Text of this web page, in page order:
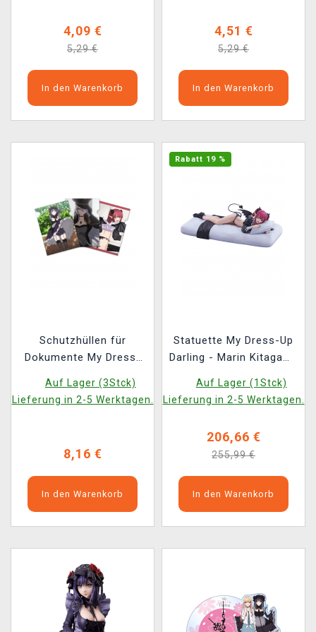
4,09 €
5,29 €
In den Warenkorb
4,51 €
5,29 €
In den Warenkorb
Schutzhüllen für
Dokumente My Dress-
(3 Stck)
Auf Lager (3Stck)
Lieferung in 2-5 Werktagen.
8,16 €
In den Warenkorb
Rabatt 19 %
Statuette My Dress-Up
Darling - Marin Kitagawa
Auf Lager (1Stck)
Lieferung in 2-5 Werktagen.
206,66 €
255,99 €
In den Warenkorb